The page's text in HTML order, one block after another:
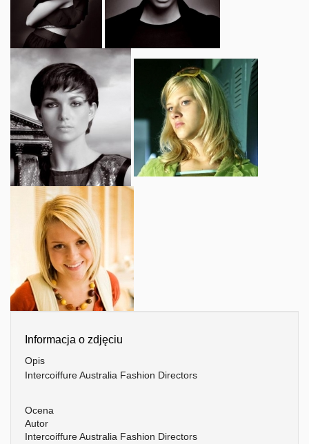
Informacja o zdjęciu
Opis
Intercoiffure Australia Fashion Directors
Ocena
Autor
Intercoiffure Australia Fashion Directors